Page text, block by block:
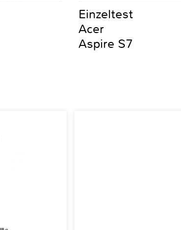
Einzeltest
Acer
Aspire S7